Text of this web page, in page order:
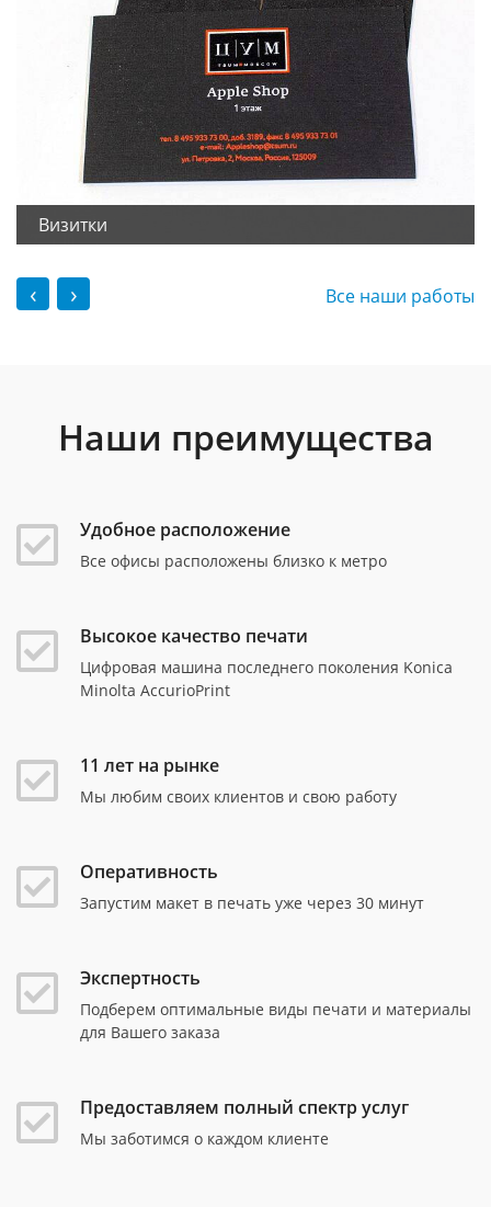
Визитки
‹ › Все наши работы
Наши преимущества
Удобное расположение
Все офисы расположены близко к метро
Высокое качество печати
Цифровая машина последнего поколения Konica
Minolta AccurioPrint
11 лет на рынке
Мы любим своих клиентов и свою работу
Оперативность
Запустим макет в печать уже через 30 минут
Экспертность
Подберем оптимальные виды печати и материалы
для Вашего заказа
Предоставляем полный спектр услуг
Мы заботимся о каждом клиенте